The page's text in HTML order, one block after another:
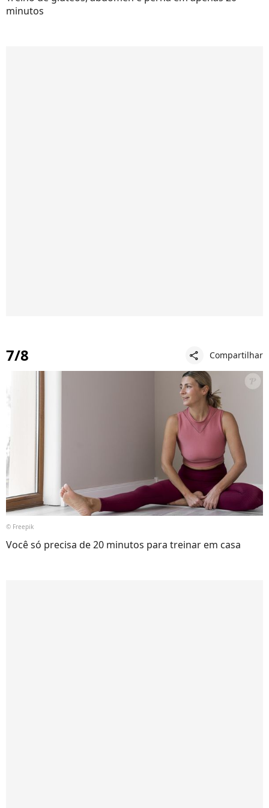
minutos
7/8 share Compartilhar
© Freepik
Você só precisa de 20 minutos para treinar em casa